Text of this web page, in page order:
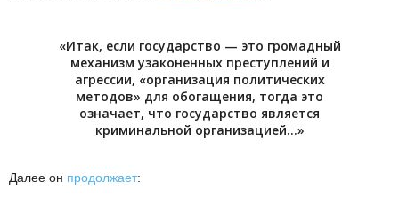
«Итак, если государство — это громадный
механизм узаконенных преступлений и
агрессии, «организация политических
методов» для обогащения, тогда это
означает, что государство является
криминальной организацией…»
Далее он продолжает: